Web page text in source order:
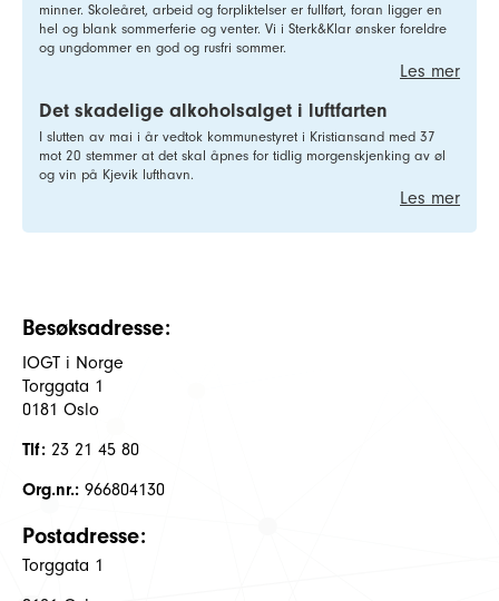
minner. Skoleåret, arbeid og forpliktelser er fullført, foran ligger en
hel og blank sommerferie og venter. Vi i Sterk&Klar ønsker foreldre
og ungdommer en god og rusfri sommer.
Les mer
Det skadelige alkoholsalget i luftfarten
I slutten av mai i år vedtok kommunestyret i Kristiansand med 37
mot 20 stemmer at det skal åpnes for tidlig morgenskjenking av øl
og vin på Kjevik lufthavn.
Les mer
Besøksadresse:
IOGT i Norge
Torggata 1
0181 Oslo
Tlf: 23 21 45 80
Org.nr.: 966804130
Postadresse:
Torggata 1